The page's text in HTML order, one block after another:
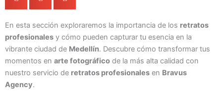
En esta sección exploraremos la importancia de los retratos
profesionales y cómo pueden capturar tu esencia en la
vibrante ciudad de Medellín. Descubre cómo transformar tus
momentos en arte fotográfico de la más alta calidad con
nuestro servicio de retratos profesionales en Bravus
Agency.